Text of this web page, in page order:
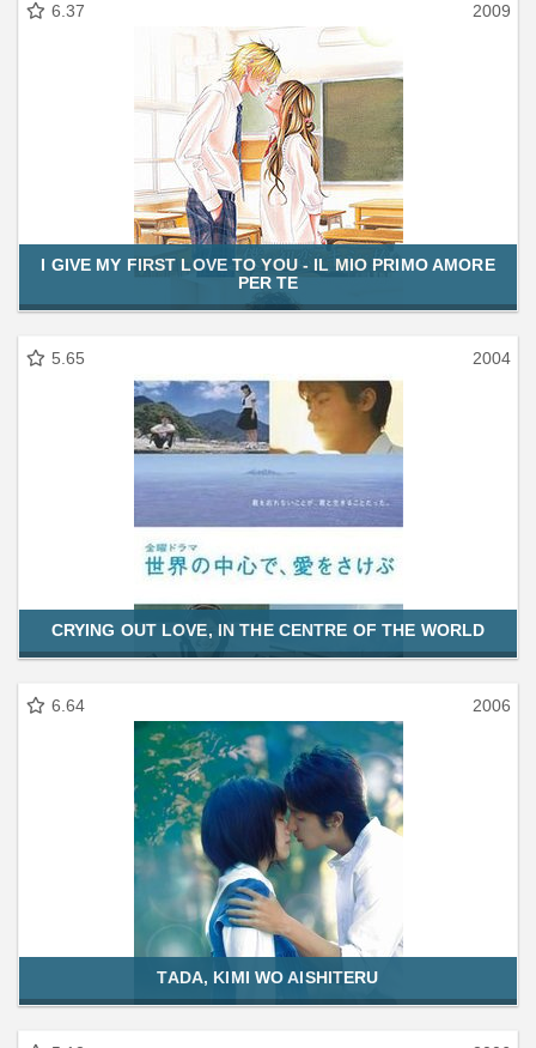
6.37 2009
I GIVE MY FIRST LOVE TO YOU - IL MIO PRIMO AMORE
PER TE
5.65 2004
CRYING OUT LOVE, IN THE CENTRE OF THE WORLD
6.64 2006
TADA, KIMI WO AISHITERU